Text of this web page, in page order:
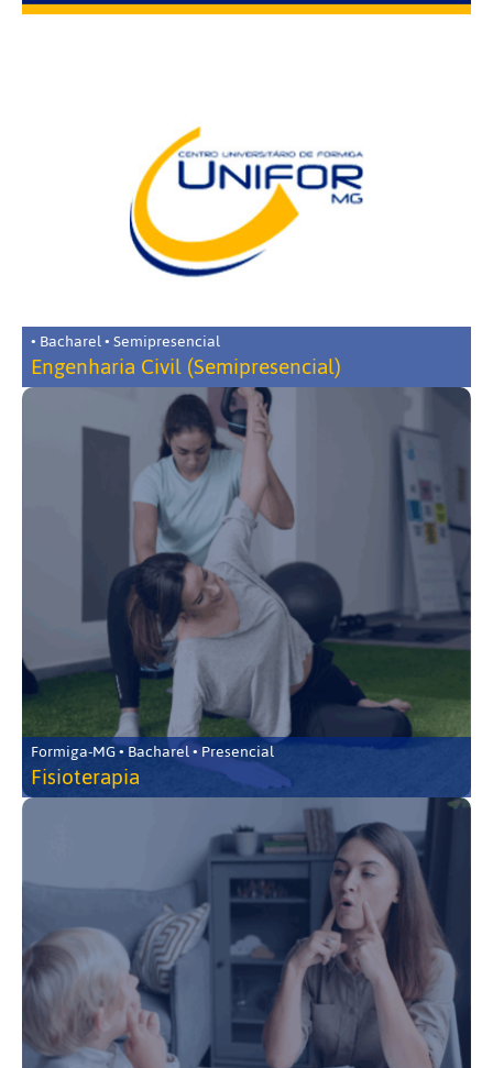
• Bacharel • Semipresencial
Engenharia Civil (Semipresencial)
Formiga-MG • Bacharel • Presencial
Fisioterapia